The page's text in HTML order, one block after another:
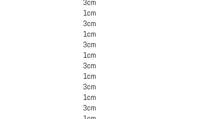
3cm
1cm
3cm
1cm
3cm
1cm
3cm
1cm
3cm
1cm
3cm